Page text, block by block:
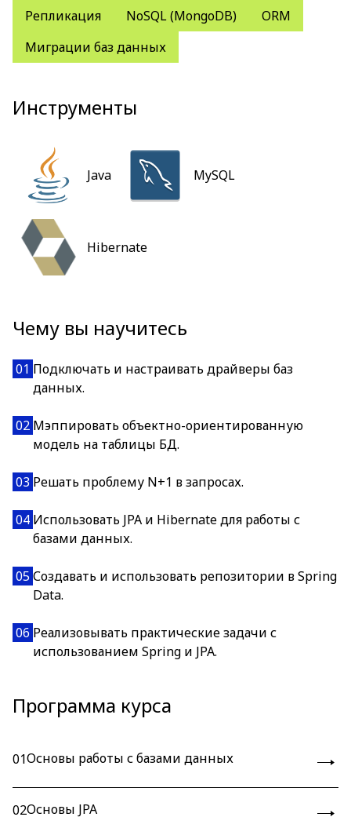
Репликация
NoSQL (MongoDB)
ORM
Миграции баз данных
Инструменты
Java MySQL
Hibernate
Чему вы научитесь
01 Подключать и настраивать драйверы баз
данных.
02 Мэппировать объектно-ориентированную
модель на таблицы БД.
03 Решать проблему N+1 в запросах.
04 Использовать JPA и Hibernate для работы с
базами данных.
05Создавать и использовать репозитории в Spring
Data.
06 Реализовывать практические задачи с
использованием Spring и JPA.
Программа курса
01Основы работы с базами данных
02Основы JPA